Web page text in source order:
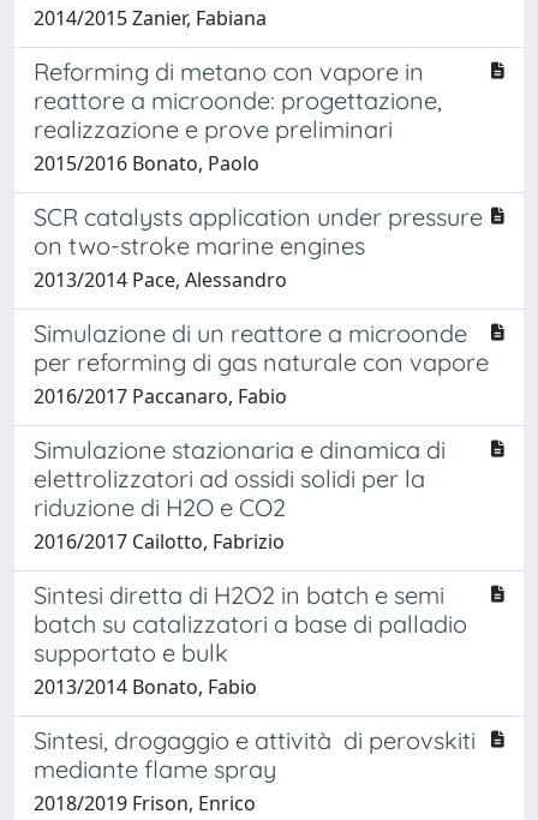
2014/2015 Zanier, Fabiana
Reforming di metano con vapore in
reattore a microonde: progettazione,
realizzazione e prove preliminari
2015/2016 Bonato, Paolo
SCR catalysts application under pressure
on two-stroke marine engines
2013/2014 Pace, Alessandro
Simulazione di un reattore a microonde
per reforming di gas naturale con vapore
2016/2017 Paccanaro, Fabio
Simulazione stazionaria e dinamica di
elettrolizzatori ad ossidi solidi per la
riduzione di H2O e CO2
2016/2017 Cailotto, Fabrizio
Sintesi diretta di H2O2 in batch e semi
batch su catalizzatori a base di palladio
supportato e bulk
2013/2014 Bonato, Fabio
Sintesi, drogaggio e attività di perovskiti
mediante flame spray
2018/2019 Frison, Enrico